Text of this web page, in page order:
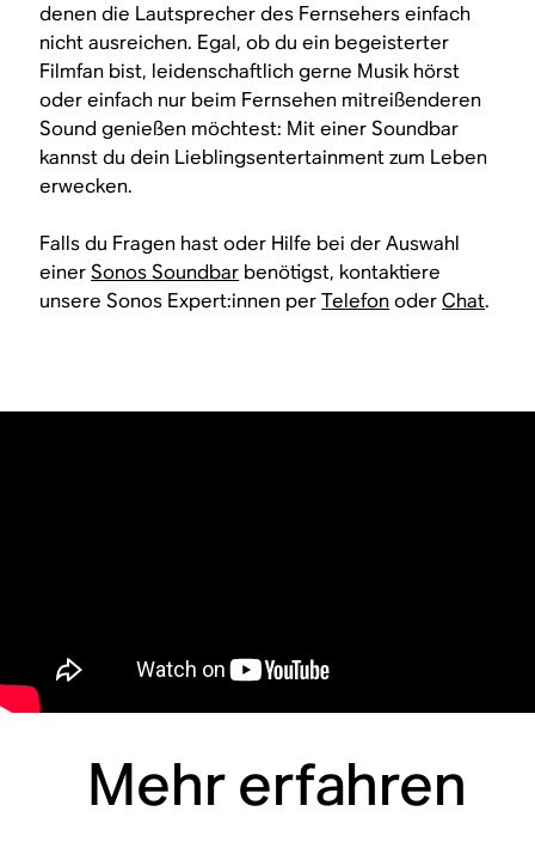
denen die Lautsprecher des Fernsehers einfach
nicht ausreichen. Egal, ob du ein begeisterter
Filmfan bist, leidenschaftlich gerne Musik hörst
oder einfach nur beim Fernsehen mitreißenderen
Sound genießen möchtest: Mit einer Soundbar
kannst du dein Lieblingsentertainment zum Leben
erwecken.
Falls du Fragen hast oder Hilfe bei der Auswahl
einerSonos Soundbar benötigst, kontaktiere
unsere Sonos Expert:innen perTelefonoderChat.
Mehr erfahren